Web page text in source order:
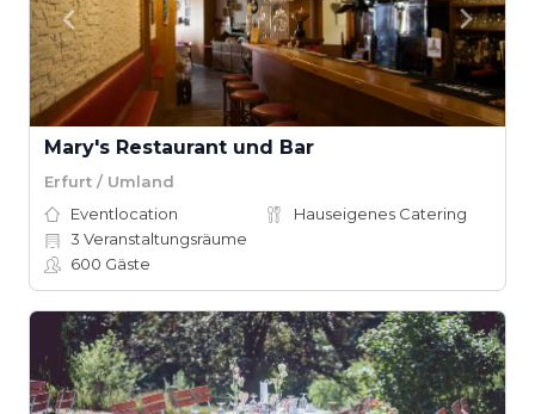
Mary's Restaurant und Bar
Erfurt / Umland
Eventlocation
Hauseigenes Catering
3 Veranstaltungsräume
600 Gäste